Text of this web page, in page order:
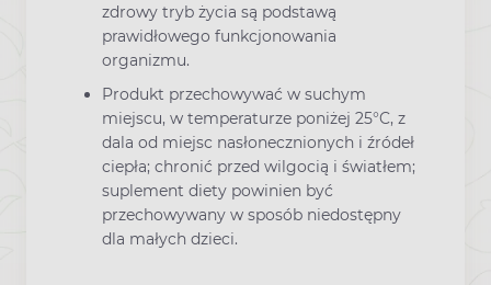
zdrowy tryb życia są podstawą
prawidłowego funkcjonowania
organizmu.
Produkt przechowywać w suchym
miejscu, w temperaturze poniżej 25°C, z
dala od miejsc nasłonecznionych i źródeł
ciepła; chronić przed wilgocią i światłem;
suplement diety powinien być
przechowywany w sposób niedostępny
dla małych dzieci.